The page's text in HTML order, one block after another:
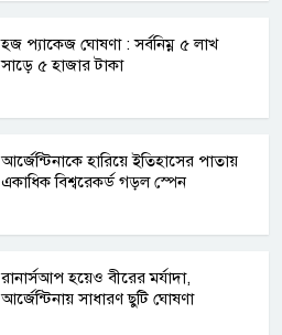
হজ প্যাকেজ ঘোষণা : সর্বনিম্ন ৫ লাখ
সাড়ে ৫ হাজার টাকা
আর্জেন্টিনাকে হারিয়ে ইতিহাসের পাতায়
একাধিক বিশ্বরেকর্ড গড়ল স্পেন
রানার্সআপ হয়েও বীরের মর্যাদা,
আর্জেন্টিনায় সাধারণ ছুটি ঘোষণা